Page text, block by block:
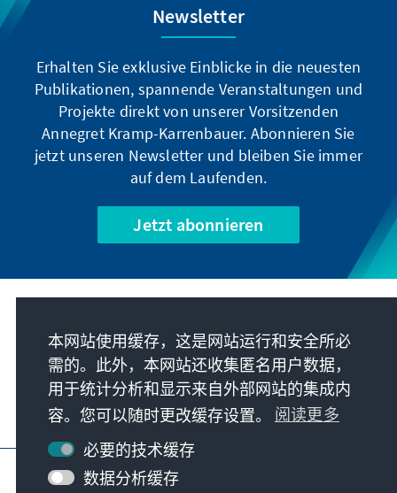
Newsletter
Erhalten Sie exklusive Einblicke in die neuesten
Publikationen, spannende Veranstaltungen und
Projekte direkt von unserer Vorsitzenden
Annegret Kramp-Karrenbauer. Abonnieren Sie
jetzt unseren Newsletter und bleiben Sie immer
auf dem Laufenden.
Jetzt abonnieren
联系
基金会更多项目
版本说明 隐私
本网站使用缓存，这是网站运行和安全所必
需的。此外，本网站还收集匿名用户数据，
用于统计分析和显示来自外部网站的集成内
容。您可以随时更改缓存设置。 阅读更多
必要的技术缓存
数据分析缓存